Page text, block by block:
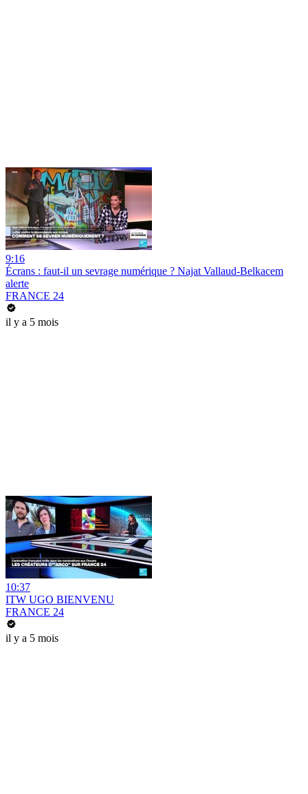
9:16
Écrans : faut-il un sevrage numérique ? Najat Vallaud-Belkacem
alerte
FRANCE 24
il y a 5 mois
10:37
ITW UGO BIENVENU
FRANCE 24
il y a 5 mois